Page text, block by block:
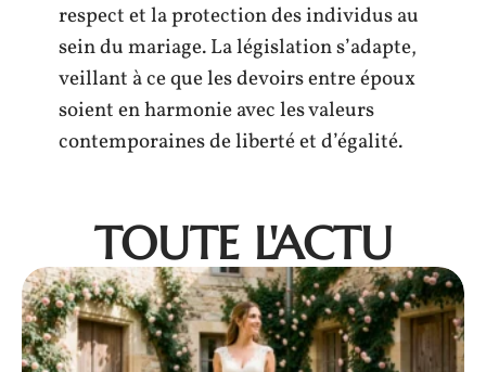
respect et la protection des individus au
sein du mariage. La législation s’adapte,
veillant à ce que les devoirs entre époux
soient en harmonie avec les valeurs
contemporaines de liberté et d’égalité.
TOUTE L'ACTU